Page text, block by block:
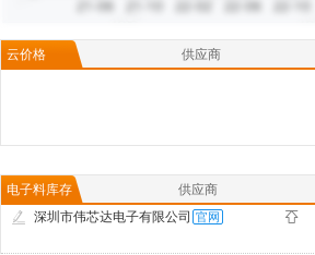
云价格 供应商
电子料库存 供应商
深圳市伟芯达电子有限公司